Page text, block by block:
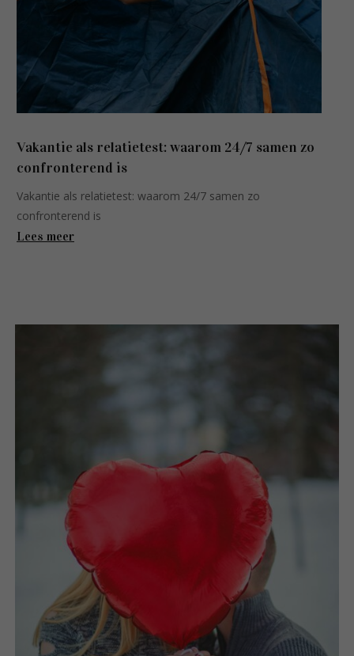
Vakantie als relatietest: waarom 24/7 samen zo
confronterend is
Vakantie als relatietest: waarom 24/7 samen zo
confronterend is
Lees meer